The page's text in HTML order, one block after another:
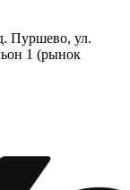
Пуршево, ул.
1 (рынок